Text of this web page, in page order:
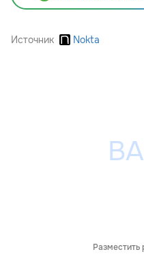
Источник Nokta
Разместить